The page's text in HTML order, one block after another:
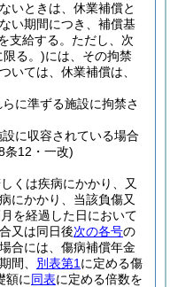
いときは、休業補償と
い期間につき、補償基
支給する。 ただし、次
限る。)には、その拘禁
いては、休業補償は、
に準ずる施設に拘禁さ
に収容されている場合
条12・一改)
くは疾病にかかり、又
にかかり、当該負傷又
を経過した日において
又は同日後次の各号の
合には、傷病補償年金
間、 別表第1 に定める傷
額に同表に定める倍数を